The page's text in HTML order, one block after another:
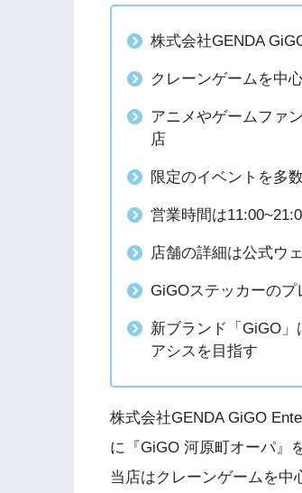
株式会社GENDA
クレーンゲームを中
アニメやゲームファ
店
限定のイベントを多
営業時間は
店舗の詳細は公式ウ
GiGOステッカーの
新ブランド「GiGO
アシスを目指す
株式会社GENDA GiGO
に『GiGO 河原町オーパ』
当店はクレーンゲームを中